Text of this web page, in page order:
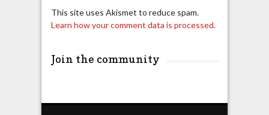
This site uses Akismet to reduce spam.
Learn how your comment data is processed.
Join the community